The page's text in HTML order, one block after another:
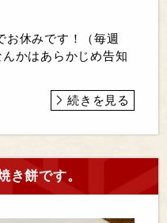
お休みです！（毎週
かはあらかじめ告知
続きを見る
き餅です。